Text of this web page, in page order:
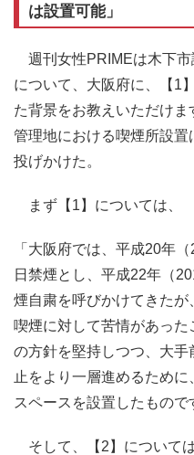
は設置可能」
週刊女性PRIMEは木下市
について、大阪府に、【1
た背景をお教えいただけ
管理地における喫煙所設
投げかけた。
まず【1】については、
「大阪府では、平成20年
日禁煙とし、平成22年（
煙自粛を呼びかけてきた
喫煙に対して苦情があっ
の方針を堅持しつつ、大
止をより一層進めるため
スペースを設置したもので
そして、【2】については